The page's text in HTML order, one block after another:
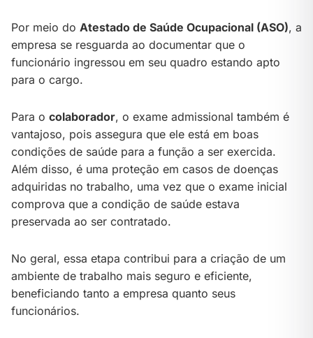
Por meio do Atestado de Saúde Ocupacional (ASO), a
empresa se resguarda ao documentar que o
funcionário ingressou em seu quadro estando apto
para o cargo.
Para o colaborador, o exame admissional também é
vantajoso, pois assegura que ele está em boas
condições de saúde para a função a ser exercida.
Além disso, é uma proteção em casos de doenças
adquiridas no trabalho, uma vez que o exame inicial
comprova que a condição de saúde estava
preservada ao ser contratado.
No geral, essa etapa contribui para a criação de um
ambiente de trabalho mais seguro e eficiente,
beneficiando tanto a empresa quanto seus
funcionários.